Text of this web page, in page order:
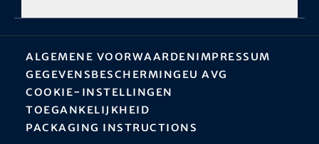
Algemene VoorwaardenImpressum
Gegevensbescherming EU AVG
Cookie-instellingen
Toegankelijkheid
Packaging instructions